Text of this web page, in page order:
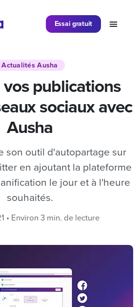
Essai gratuit
Actualités Ausha
vos publications
sociaux avec
Ausha
son outil d'autopartage sur
en ajoutant la plateforme
le jour et à l'heure
souhaités.
• Environ 3 min. de lecture